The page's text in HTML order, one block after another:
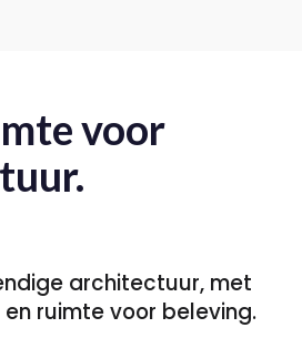
voor
architectuur, met
ruimte voor beleving.